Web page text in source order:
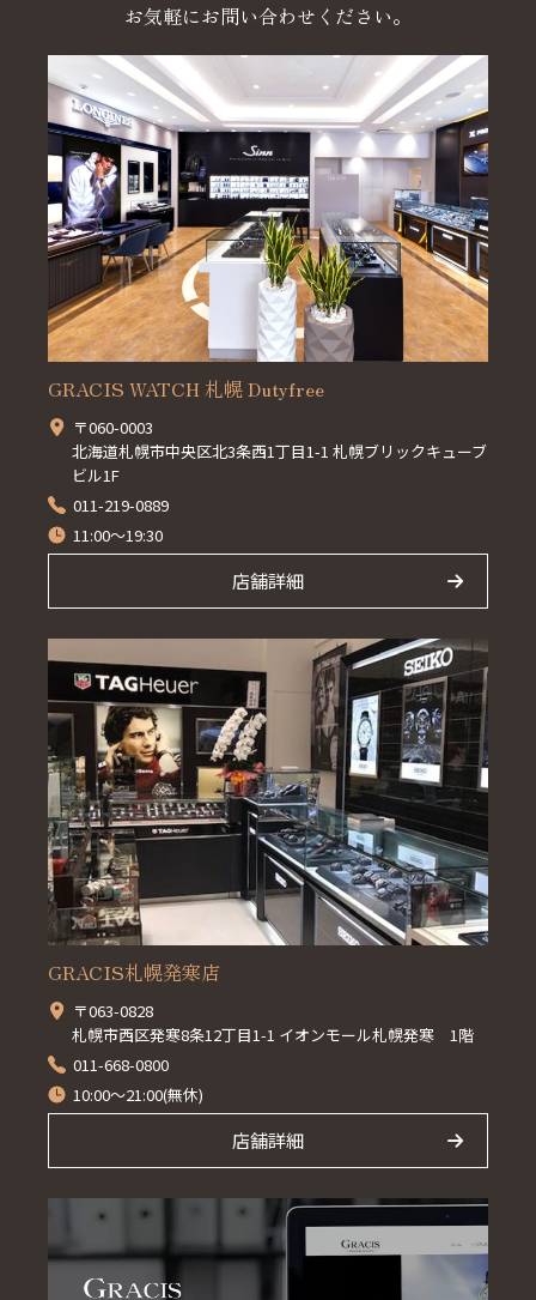
お気軽にお問い合わせください。
GRACIS WATCH 札幌 Dutyfree
〒060-0003
北海道札幌市中央区北3条西1丁目1-1 札幌ブリックキューブ
ビル1F
011-219-0889
11:00～19:30
店舗詳細
GRACIS札幌発寒店
〒063-0828
札幌市西区発寒8条12丁目1-1 イオンモール札幌発寒 1階
011-668-0800
10:00～21:00(無休)
店舗詳細